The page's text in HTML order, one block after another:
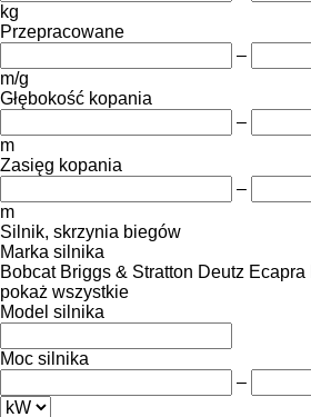
kg
Przepracowane
–
m/g
Głębokość kopania
–
m
Zasięg kopania
–
m
Silnik, skrzynia biegów
Marka silnika
Bobcat Briggs & Stratton Deutz Ecapra
pokaż wszystkie
Model silnika
Moc silnika
–